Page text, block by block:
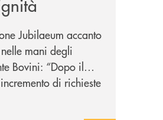
Jubilaeum accanto
mani degli
Bovini: “Dopo il
di richieste